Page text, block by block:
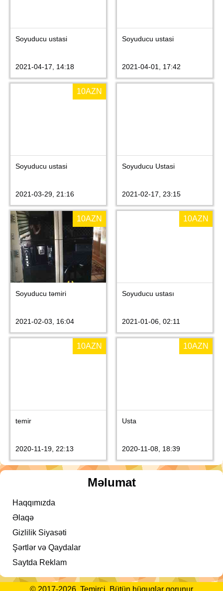
Soyuducu ustasi
2021-04-17, 14:18
Soyuducu ustasi
2021-04-01, 17:42
10AZN
Soyuducu ustasi
2021-03-29, 21:16
Soyuducu Ustasi
2021-02-17, 23:15
10AZN
Soyuducu təmiri
2021-02-03, 16:04
10AZN
Soyuducu ustası
2021-01-06, 02:11
10AZN
temir
2020-11-19, 22:13
10AZN
Usta
2020-11-08, 18:39
Məlumat
Haqqımızda
Əlaqə
Gizlilik Siyasəti
Şərtlər və Qaydalar
Saytda Reklam
© 2017-2026, Temirci, Bütün hüquqlar qorunur